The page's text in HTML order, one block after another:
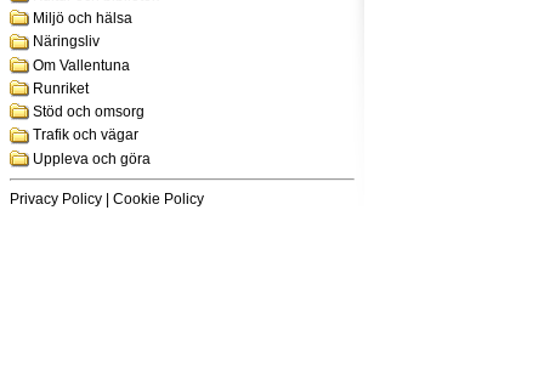
Miljö och hälsa
Näringsliv
Om Vallentuna
Runriket
Stöd och omsorg
Trafik och vägar
Uppleva och göra
Privacy Policy Cookie Policy